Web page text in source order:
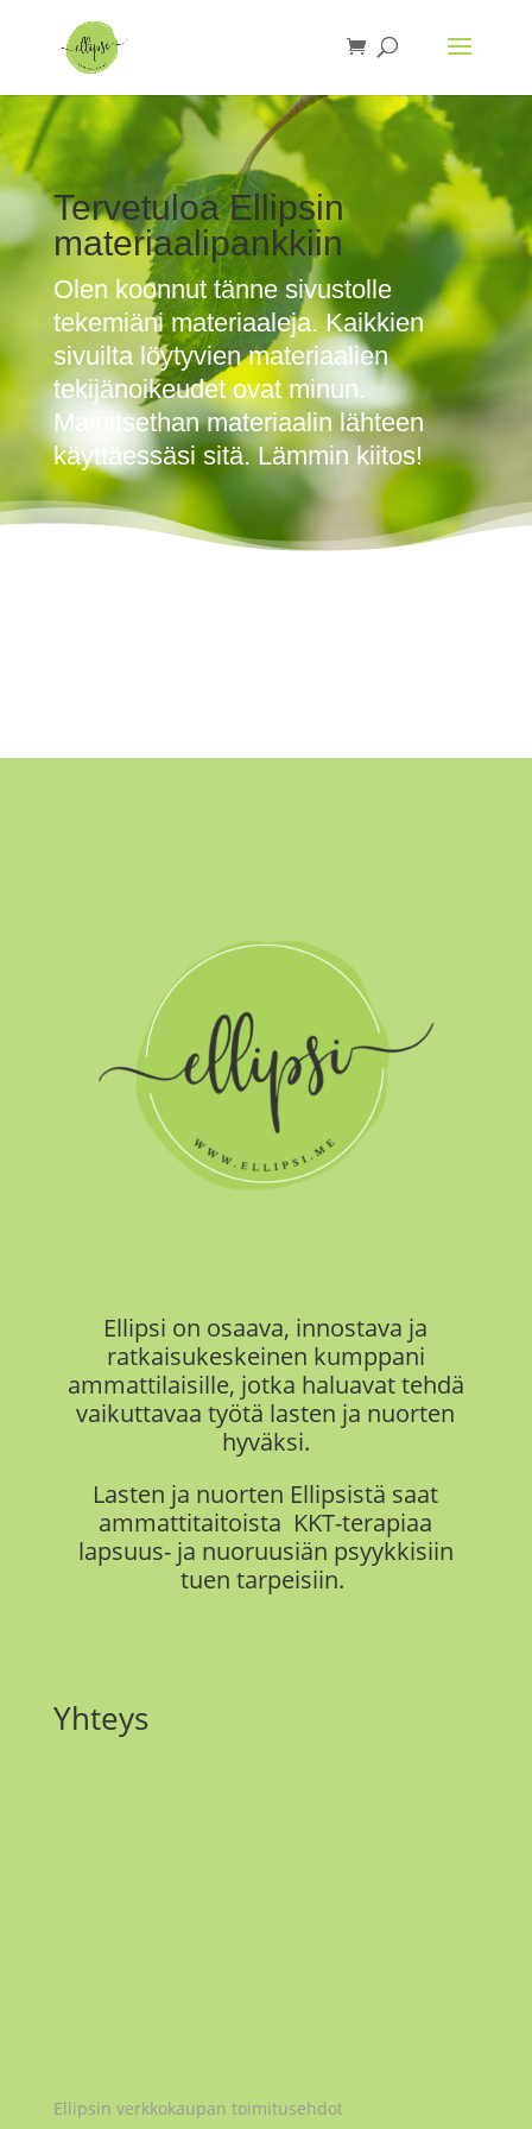
Tervetuloa Ellipsin
materiaalipankkiin
Olen koonnut tänne sivustolle
tekemiäni materiaaleja. Kaikkien
sivuilta löytyvien materiaalien
tekijänoikeudet ovat minun.
Mainitsethan materiaalin lähteen
käyttäessäsi sitä. Lämmin kiitos!
Ellipsi on osaava, innostava ja
ratkaisukeskeinen kumppani
ammattilaisille, jotka haluavat tehdä
vaikuttavaa työtä lasten ja nuorten
hyväksi.
Lasten ja nuorten Ellipsistä saat
ammattitaitoista KKT-terapiaa
lapsuus- ja nuoruusiän psyykkisiin
tuen tarpeisiin.
Yhteys
Ellipsin verkkokaupan toimitusehdot